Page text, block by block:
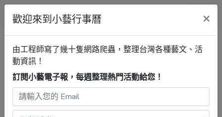
小藝行事曆
全部 展覽 音樂 戲劇
講座
行事曆
連江活動清單 展覽 最新活動
歡迎來到小藝行事曆 ×
由工程師寫了幾十隻網路爬蟲，整理台灣各種藝文、活
動資訊！
訂閱小藝電子報，每週整理熱門活動給您！